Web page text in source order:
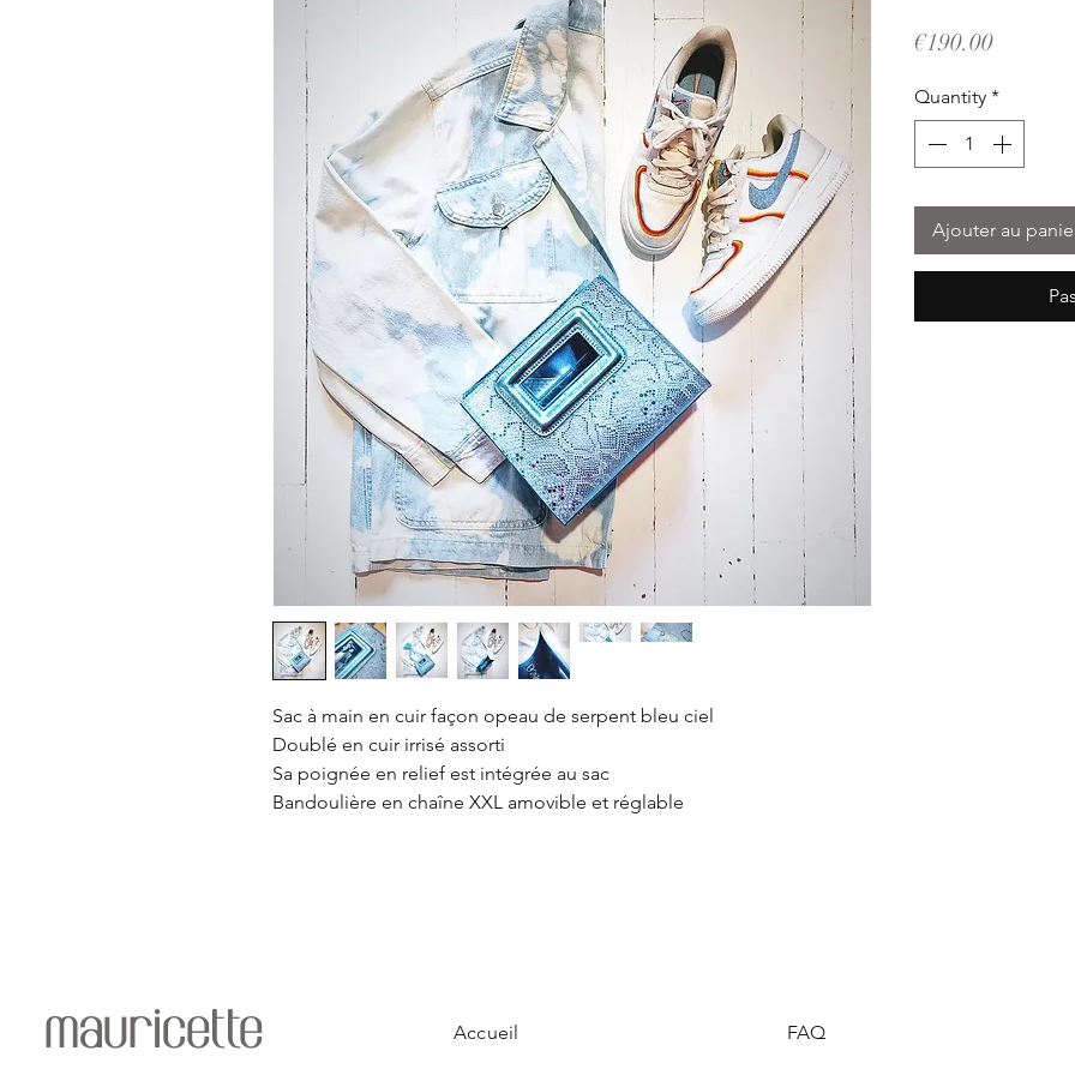
Sac à main en cuir façon opeau de serpent bleu ciel
Doublé en cuir irrisé assorti
Sa poignée en relief est intégrée au sac
Bandoulière en chaîne XXL amovible et réglable
€190.00Price
Quantity *
Ajouter au
mauricette Accueil FAQ